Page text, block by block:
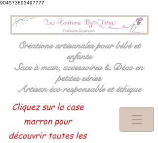
904573893497777
Créations artisanales pour bébé et
enfants
Sacs à main, accessoires & Déco en
petites séries
Artisan éco responsable et éthique
Cliquez sur la case
marron pour
découvrir toutes les